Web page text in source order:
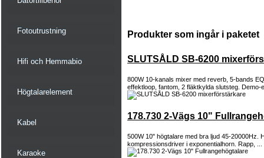
Fotoutrustning
Hifi och Hemmabio
Högtalarelement
Kabel
Karaoke
Produkter som ingår i paketet
SLUTSÅLD SB-6200
800W 10-kanals mixer med reverb, 5-bands
effektloop, fantom, 2 fläktkylda slutsteg.
178.730 2-Vägs 10"
500W 10" högtalare med bra ljud 45-20000Hz.
kompressionsdriver i exponentialhorn. Rapp, ...